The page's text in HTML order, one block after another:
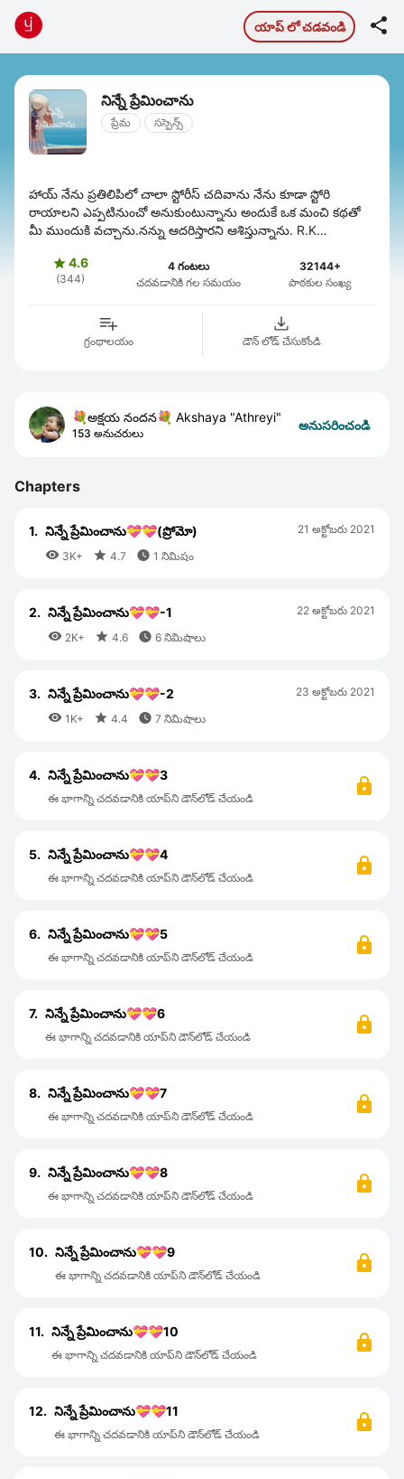
యాప్ లో చడవండి 
నిన్నే ప్రేమించాను
ప్రేమ సస్పెన్స్
హాయ్ నేను ప్రతిలిపిలో చాలా స్టోరీస్ చదివాను నేను కూడా స్టోరి
రాయాలని ఎప్పటినుంచో అనుకుంటున్నాను అందుకే ఒక మంచి కథతో
మీ ముందుకి వచ్చాను.నన్ను ఆదరిస్తారని ఆశిస్తున్నాను. R.K
 4.6
(344)
4 గంటలు
చదవడానికి గల సమయం
32144+
పాఠకుల సంఖ్య
గ్రంథాలయం డౌన్ లోడ్ చేసుకోండి
💐అక్షయ నందన💐 Akshaya "Athreyi"
153 అనుచరులు
అనుసరించండి
Chapters
1. నిన్నే ప్రేమించాను💝💝(ప్రోమో)
 3K+  4.7  1 నిమిషం
21 అక్టోబరు 2021
2. నిన్నే ప్రేమించాను💝💝-1
 2K+  4.6  6 నిమిషాలు
22 అక్టోబరు 2021
3. నిన్నే ప్రేమించాను💝💝-2
 1K+  4.4  7 నిమిషాలు
23 అక్టోబరు 2021
4. నిన్నే ప్రేమించాను💝💝3
ఈ భాగాన్ని చదవడానికి యాప్‌ని డౌన్‌లోడ్ చేయండి
5. నిన్నే ప్రేమించాను💝💝4
ఈ భాగాన్ని చదవడానికి యాప్‌ని డౌన్‌లోడ్ చేయండి
6. నిన్నే ప్రేమించాను💝💝5
ఈ భాగాన్ని చదవడానికి యాప్‌ని డౌన్‌లోడ్ చేయండి
7. నిన్నే ప్రేమించాను💝💝6
ఈ భాగాన్ని చదవడానికి యాప్‌ని డౌన్‌లోడ్ చేయండి
8. నిన్నే ప్రేమించాను💝💝7
ఈ భాగాన్ని చదవడానికి యాప్‌ని డౌన్‌లోడ్ చేయండి
9. నిన్నే ప్రేమించాను💝💝8
ఈ భాగాన్ని చదవడానికి యాప్‌ని డౌన్‌లోడ్ చేయండి
10. నిన్నే ప్రేమించాను💝💝9
ఈ భాగాన్ని చదవడానికి యాప్‌ని డౌన్‌లోడ్ చేయండి
11. నిన్నే ప్రేమించాను💝💝10
ఈ భాగాన్ని చదవడానికి యాప్‌ని డౌన్‌లోడ్ చేయండి
12. నిన్నే ప్రేమించాను💝💝11
ఈ భాగాన్ని చదవడానికి యాప్‌ని డౌన్‌లోడ్ చేయండి